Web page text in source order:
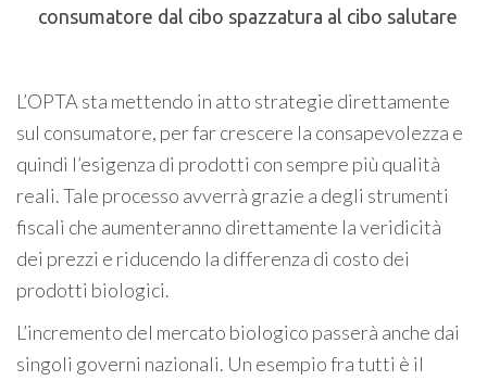
consumatore dal cibo spazzatura al cibo salutare
L’OPTA sta mettendo in atto strategie direttamente
sul consumatore, per far crescere la consapevolezza e
quindi l’esigenza di prodotti con sempre più qualità
reali. Tale processo avverrà grazie a degli strumenti
fiscali che aumenteranno direttamente la veridicità
dei prezzi e riducendo la differenza di costo dei
prodotti biologici.
L’incremento del mercato biologico passerà anche dai
singoli governi nazionali. Un esempio fra tutti è il